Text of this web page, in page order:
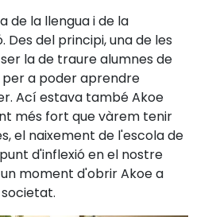
de la llengua i de la
del principi, una de les
la de traure alumnes de
a poder aprendre
Ací estava també Akoe
més fort que vàrem tenir
el naixement de l'escola de
d'inflexió en el nostre
moment d'obrir Akoe a